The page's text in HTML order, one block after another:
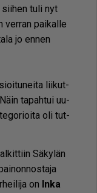
tuli nyt
ver­ran pai­kal­le
jo en­nen
lii­kut­
ta­pah­tui uu­
oli tut­
Sä­ky­län
on In­ka